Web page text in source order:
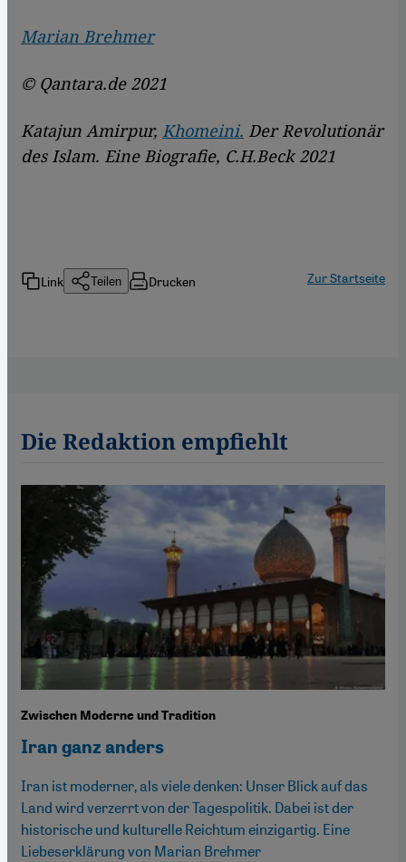
Marian Brehmer
© Qantara.de 2021
Katajun Amirpur, Khomeini. Der Revolutionär
des Islam. Eine Biografie, C.H.Beck 2021
Link Teilen Drucken Zur Startseite
Die Redaktion empfiehlt
Zwischen Moderne und Tradition
Iran ganz anders
Iran ist moderner, als viele denken: Unser Blick auf das
Land wird verzerrt von der Tagespolitik. Dabei ist der
historische und kulturelle Reichtum einzigartig. Eine
Liebeserklärung von Marian Brehmer